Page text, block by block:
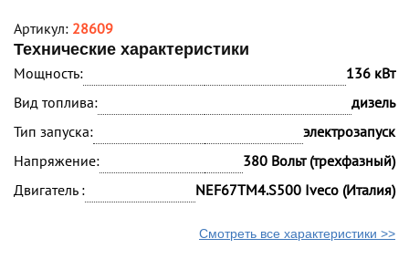
Артикул: 28609
Технические характеристики
Мощность:
136 кВт
Вид топлива:
дизель
Тип запуска:
электрозапуск
Напряжение:
380 Вольт (трехфазный)
Двигатель :
NEF67TM4.S500 Iveco (Италия)
Смотреть все характеристики >>